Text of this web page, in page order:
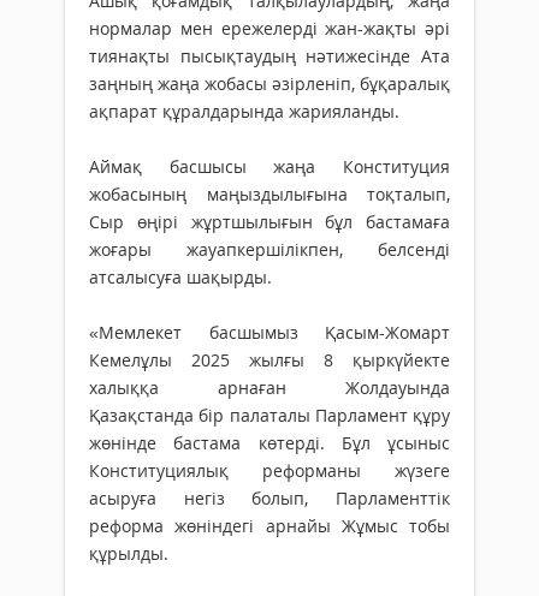
нормалар мен ережелерді жан-жақты әрі
тиянақты пысықтаудың нәтижесінде Ата
заңның жаңа жобасы әзірленіп, бұқаралық
ақпарат құралдарында жарияланды.
Аймақ басшысы жаңа Конституция
жобасының маңыздылығына тоқталып,
Сыр өңірі жұртшылығын бұл бастамаға
жоғары жауапкершілікпен, белсенді
атсалысуға шақырды.
«Мемлекет басшымыз Қасым-Жомарт
Кемелұлы 2025 жылғы 8 қыркүйекте
халыққа арнаған Жолдауында
Қазақстанда бір палаталы Парламент құру
жөнінде бастама көтерді. Бұл ұсыныс
Конституциялық реформаны жүзеге
асыруға негіз болып, Парламенттік
реформа жөніндегі арнайы Жұмыс тобы
құрылды.